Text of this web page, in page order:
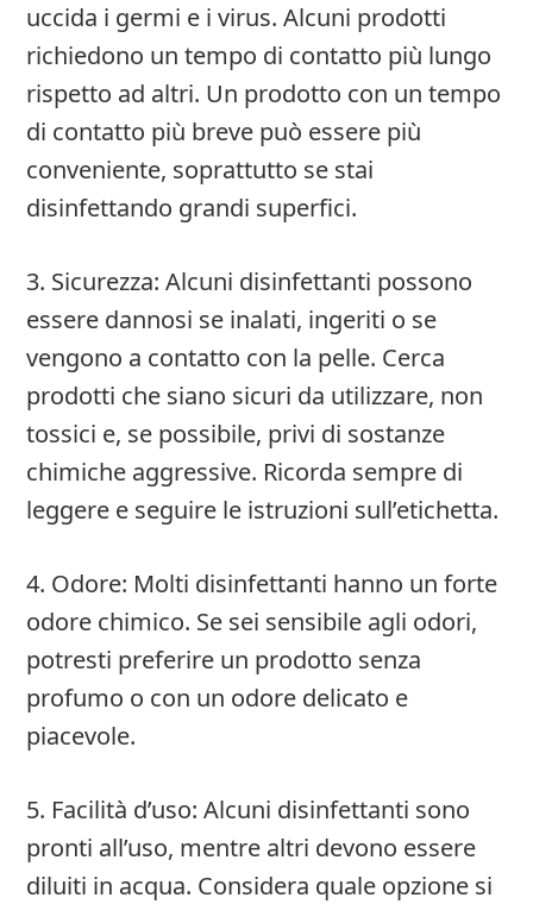
uccida i germi e i virus. Alcuni prodotti
richiedono un tempo di contatto più lungo
rispetto ad altri. Un prodotto con un tempo
di contatto più breve può essere più
conveniente, soprattutto se stai
disinfettando grandi superfici.
3. Sicurezza: Alcuni disinfettanti possono
essere dannosi se inalati, ingeriti o se
vengono a contatto con la pelle. Cerca
prodotti che siano sicuri da utilizzare, non
tossici e, se possibile, privi di sostanze
chimiche aggressive. Ricorda sempre di
leggere e seguire le istruzioni sull’etichetta.
4. Odore: Molti disinfettanti hanno un forte
odore chimico. Se sei sensibile agli odori,
potresti preferire un prodotto senza
profumo o con un odore delicato e
piacevole.
5. Facilità d’uso: Alcuni disinfettanti sono
pronti all’uso, mentre altri devono essere
diluiti in acqua. Considera quale opzione si